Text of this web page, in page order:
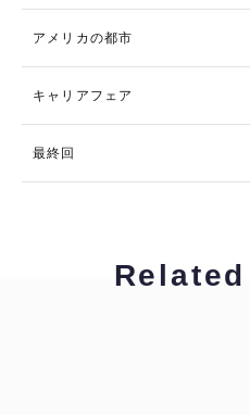
アメリカの都市
キャリアフェア
最終回